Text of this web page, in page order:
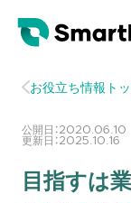
お役立ち情報ト
公開日：2020.06.10
更新日：2025.10.16
目指すは